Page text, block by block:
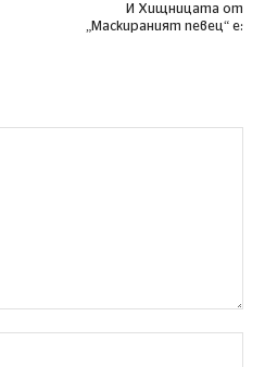
И Хищницата от
„Маскираният певец“ е: